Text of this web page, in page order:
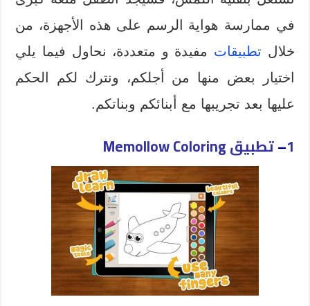
في ممارسة هواية الرسم على هذه الأجهزة، من
خلال تطبيقات مفيدة و متعددة، نحاول فيما يلي
اختيار بعض منها من أجلكم، ونترك لكم الحكم
عليها بعد تجريبها مع أبنائكم وبناتكم.
1
–تطبيق Memollow Coloring